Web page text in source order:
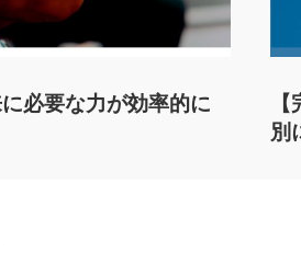
必要な力が効率的に
別